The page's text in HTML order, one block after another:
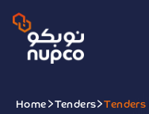
Home Tenders Tenders